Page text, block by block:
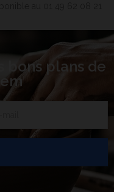
bons plans de